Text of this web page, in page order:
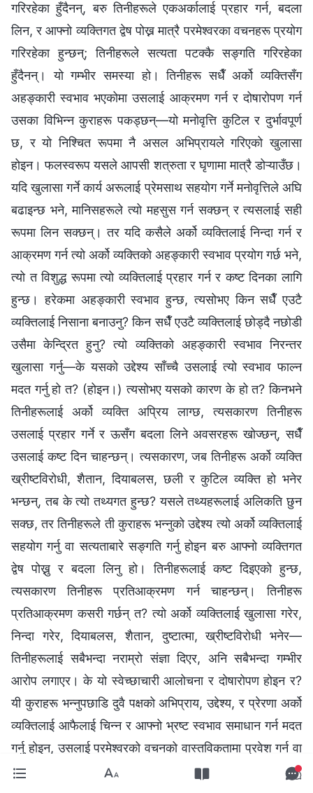
गरिरहेका हुँदैनन्, बरु तिनीहरूले एकअर्कालाई प्रहार गर्न, बदला
लिन, र आफ्नो व्यक्तिगत द्वेष पोख्न मात्रै परमेश्‍वरका वचनहरू प्रयोग
गरिरहेका हुन्छन्; तिनीहरूले सत्यता पटक्‍कै सङ्गति गरिरहेका
हुँदैनन्। यो गम्भीर समस्या हो। तिनीहरू सधैँ अर्को व्यक्तिसँग
अहङ्कारी स्वभाव भएकोमा उसलाई आक्रमण गर्न र दोषारोपण गर्न
उसका विभिन्‍न कुराहरू पकड्छन्—यो मनोवृत्ति कुटिल र दुर्भावपूर्ण
छ, र यो निश्चित रूपमा नै असल अभिप्रायले गरिएको खुलासा
होइन। फलस्वरूप यसले आपसी शत्रुता र घृणामा मात्रै डोऱ्याउँछ।
यदि खुलासा गर्ने कार्य अरूलाई प्रेमसाथ सहयोग गर्ने मनोवृत्तिले अघि
बढाइन्छ भने, मानिसहरूले त्यो महसुस गर्न सक्छन् र त्यसलाई सही
रूपमा लिन सक्छन्। तर यदि कसैले अर्को व्यक्तिलाई निन्दा गर्न र
आक्रमण गर्न त्यो अर्को व्यक्तिको अहङ्कारी स्वभाव प्रयोग गर्छ भने,
त्यो त विशुद्ध रूपमा त्यो व्यक्तिलाई प्रहार गर्न र कष्ट दिनका लागि
हुन्छ। हरेकमा अहङ्कारी स्वभाव हुन्छ, त्यसोभए किन सधैँ एउटै
व्यक्तिलाई निसाना बनाउनु? किन सधैँ एउटै व्यक्तिलाई छोड्दै नछोडी
उसैमा केन्द्रित हुनु? त्यो व्यक्तिको अहङ्कारी स्वभाव निरन्तर
खुलासा गर्नु—के यसको उद्देश्य साँच्चै उसलाई त्यो स्वभाव फाल्न
मदत गर्नु हो त? (होइन।) त्यसोभए यसको कारण के हो त? किनभने
तिनीहरूलाई अर्को व्यक्ति अप्रिय लाग्छ, त्यसकारण तिनीहरू
उसलाई प्रहार गर्ने र ऊसँग बदला लिने अवसरहरू खोज्छन्, सधैँ
उसलाई कष्ट दिन चाहन्छन्। त्यसकारण, जब तिनीहरू अर्को व्यक्ति
ख्रीष्टविरोधी, शैतान, दियाबलस, छली र कुटिल व्यक्ति हो भनेर
भन्छन्, तब के त्यो तथ्यगत हुन्छ? यसले तथ्यहरूलाई अलिकति छुन
सक्छ, तर तिनीहरूले ती कुराहरू भन्‍नुको उद्देश्य त्यो अर्को व्यक्तिलाई
सहयोग गर्नु वा सत्यताबारे सङ्गति गर्नु होइन बरु आफ्नो व्यक्तिगत
द्वेष पोख्नु र बदला लिनु हो। तिनीहरूलाई कष्ट दिइएको हुन्छ,
त्यसकारण तिनीहरू प्रतिआक्रमण गर्न चाहन्छन्। तिनीहरू
प्रतिआक्रमण कसरी गर्छन् त? त्यो अर्को व्यक्तिलाई खुलासा गरेर,
निन्दा गरेर, दियाबलस, शैतान, दुष्टात्मा, ख्रीष्टविरोधी भनेर—
तिनीहरूलाई सबैभन्दा नराम्रो संज्ञा दिएर, अनि सबैभन्दा गम्भीर
आरोप लगाएर। के यो स्वेच्छाचारी आलोचना र दोषारोपण होइन र?
यी कुराहरू भन्‍नुपछाडि दुवै पक्षको अभिप्राय, उद्देश्य, र प्रेरणा अर्को
व्यक्तिलाई आफैलाई चिन्‍न र आफ्नो भ्रष्ट स्वभाव समाधान गर्न मदत
गर्नु होइन, उसलाई परमेश्‍वरको वचनको वास्तविकतामा प्रवेश गर्न वा
सत्यता सिद्धान्तहरू बुझ्न मदत गर्न त झनै होइन। बरु, तिनीहरू अर्को